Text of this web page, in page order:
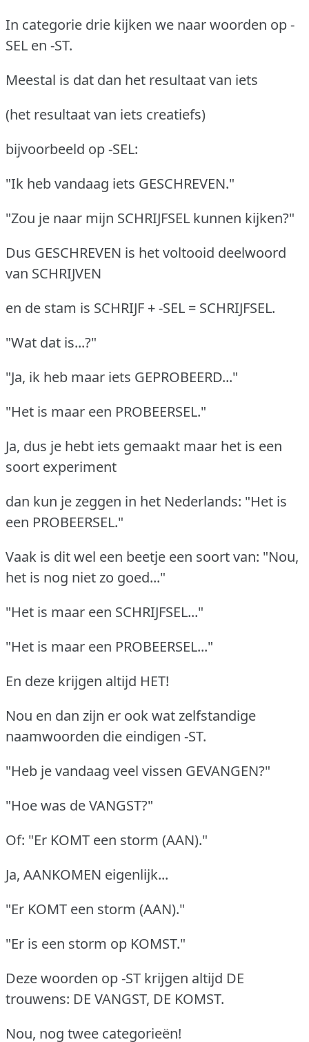
In categorie drie kijken we naar woorden op -
SEL en -ST.
Meestal is dat dan het resultaat van iets
(het resultaat van iets creatiefs)
bijvoorbeeld op -SEL:
"Ik heb vandaag iets GESCHREVEN."
"Zou je naar mijn SCHRIJFSEL kunnen kijken?"
Dus GESCHREVEN is het voltooid deelwoord
van SCHRIJVEN
en de stam is SCHRIJF + -SEL = SCHRIJFSEL.
"Wat dat is...?"
"Ja, ik heb maar iets GEPROBEERD..."
"Het is maar een PROBEERSEL."
Ja, dus je hebt iets gemaakt maar het is een
soort experiment
dan kun je zeggen in het Nederlands: "Het is
een PROBEERSEL."
Vaak is dit wel een beetje een soort van: "Nou,
het is nog niet zo goed..."
"Het is maar een SCHRIJFSEL..."
"Het is maar een PROBEERSEL..."
En deze krijgen altijd HET!
Nou en dan zijn er ook wat zelfstandige
naamwoorden die eindigen -ST.
"Heb je vandaag veel vissen GEVANGEN?"
"Hoe was de VANGST?"
Of: "Er KOMT een storm (AAN)."
Ja, AANKOMEN eigenlijk...
"Er KOMT een storm (AAN)."
"Er is een storm op KOMST."
Deze woorden op -ST krijgen altijd DE
trouwens: DE VANGST, DE KOMST.
Nou, nog twee categorieën!